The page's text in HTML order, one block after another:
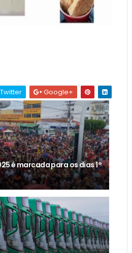
Twitter Google+
é marcada para os dias 1°